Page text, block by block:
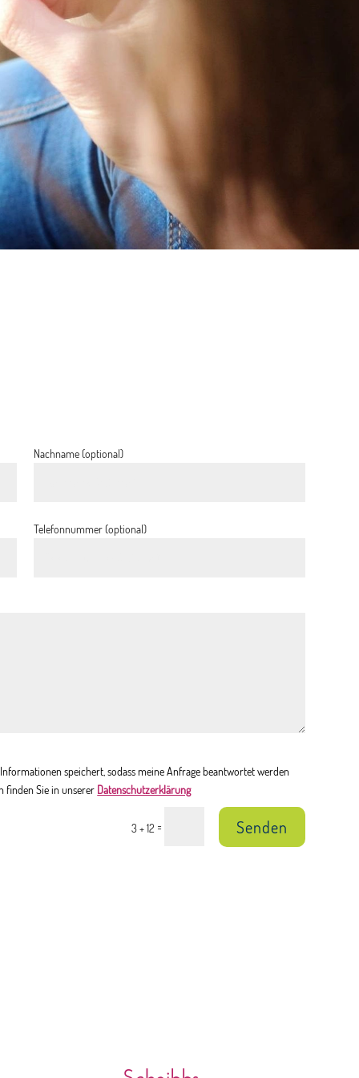
Nachname (optional)
Telefonnummer (optional)
speichert, sodass meine Anfrage beantwortet werden
finden Sie in unserer Datenschutzerklärung
3 + 12 = Senden